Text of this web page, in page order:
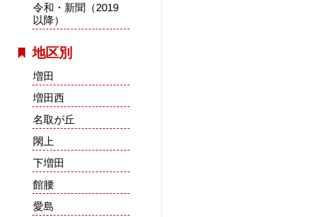
令和・新聞（2019
以降）
地区別
増田
増田西
名取が丘
閖上
下増田
館腰
愛島